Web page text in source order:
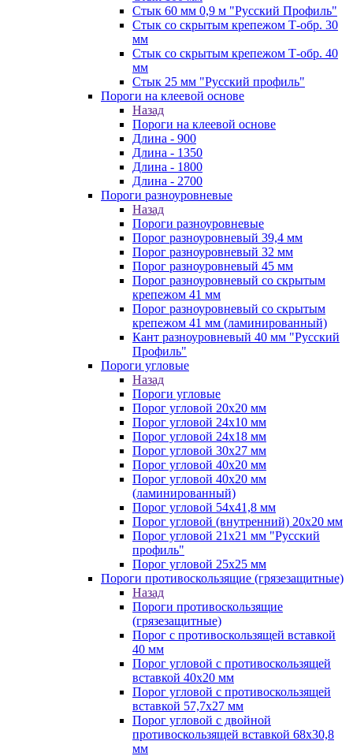
Стык 60 мм 0,9 м "Русский Профиль"
Стык со скрытым крепежом Т-обр. 30
мм
Стык со скрытым крепежом Т-обр. 40
мм
Стык 25 мм "Русский профиль"
Пороги на клеевой основе
Назад
Пороги на клеевой основе
Длина - 900
Длина - 1350
Длина - 1800
Длина - 2700
Пороги разноуровневые
Назад
Пороги разноуровневые
Порог разноуровневый 39,4 мм
Порог разноуровневый 32 мм
Порог разноуровневый 45 мм
Порог разноуровневый со скрытым
крепежом 41 мм
Порог разноуровневый со скрытым
крепежом 41 мм (ламинированный)
Кант разноуровневый 40 мм "Русский
Профиль"
Пороги угловые
Назад
Пороги угловые
Порог угловой 20х20 мм
Порог угловой 24х10 мм
Порог угловой 24х18 мм
Порог угловой 30х27 мм
Порог угловой 40х20 мм
Порог угловой 40х20 мм
(ламинированный)
Порог угловой 54х41,8 мм
Порог угловой (внутренний) 20х20 мм
Порог угловой 21х21 мм "Русский
профиль"
Порог угловой 25х25 мм
Пороги противоскользящие (грязезащитные)
Назад
Пороги противоскользящие
(грязезащитные)
Порог с противоскользящей вставкой
40 мм
Порог угловой с противоскользящей
вставкой 40х20 мм
Порог угловой с противоскользящей
вставкой 57,7х27 мм
Порог угловой с двойной
противоскользящей вставкой 68х30,8
мм